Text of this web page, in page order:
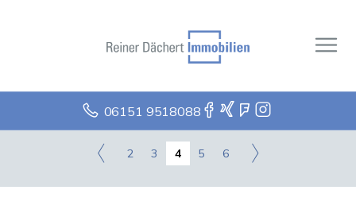
06151 9518088
2 3 4 5 6